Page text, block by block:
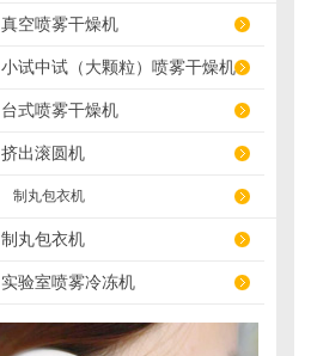
真空喷雾干燥机
小试中试（大颗粒）喷雾干燥机
台式喷雾干燥机
挤出滚圆机
制丸包衣机
制丸包衣机
实验室喷雾冷冻机